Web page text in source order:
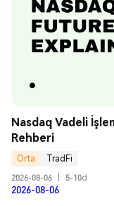
Nasdaq Vadeli
Rehberi
Orta
TradFi
2026-08-06
5-10d
2026-08-06